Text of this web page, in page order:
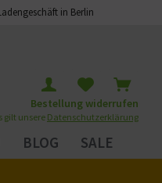
in Berlin
Bestellung widerrufen
gilt unsere Datenschutzerklärung
BLOG SALE